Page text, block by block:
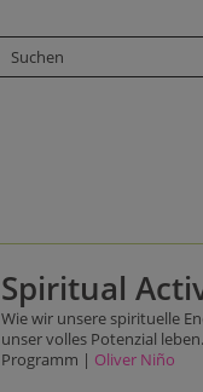
Spiritual
Wie wir unsere spirituelle
unser volles Potenzial
Programm | Oliver Niño